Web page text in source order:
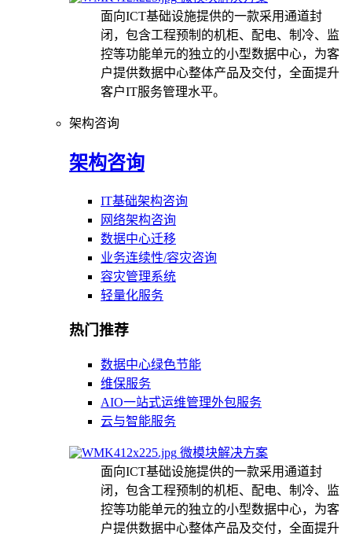
面向ICT基础设施提供的一款采用通道封
闭，包含工程预制的机柜、配电、制冷、监
控等功能单元的独立的小型数据中心，为客
户提供数据中心整体产品及交付，全面提升
客户IT服务管理水平。
架构咨询
架构咨询
IT基础架构咨询
网络架构咨询
数据中心迁移
业务连续性/容灾咨询
容灾管理系统
轻量化服务
热门推荐
数据中心绿色节能
维保服务
AIO一站式运维管理外包服务
云与智能服务
微模块解决方案
面向ICT基础设施提供的一款采用通道封
闭，包含工程预制的机柜、配电、制冷、监
控等功能单元的独立的小型数据中心，为客
户提供数据中心整体产品及交付，全面提升